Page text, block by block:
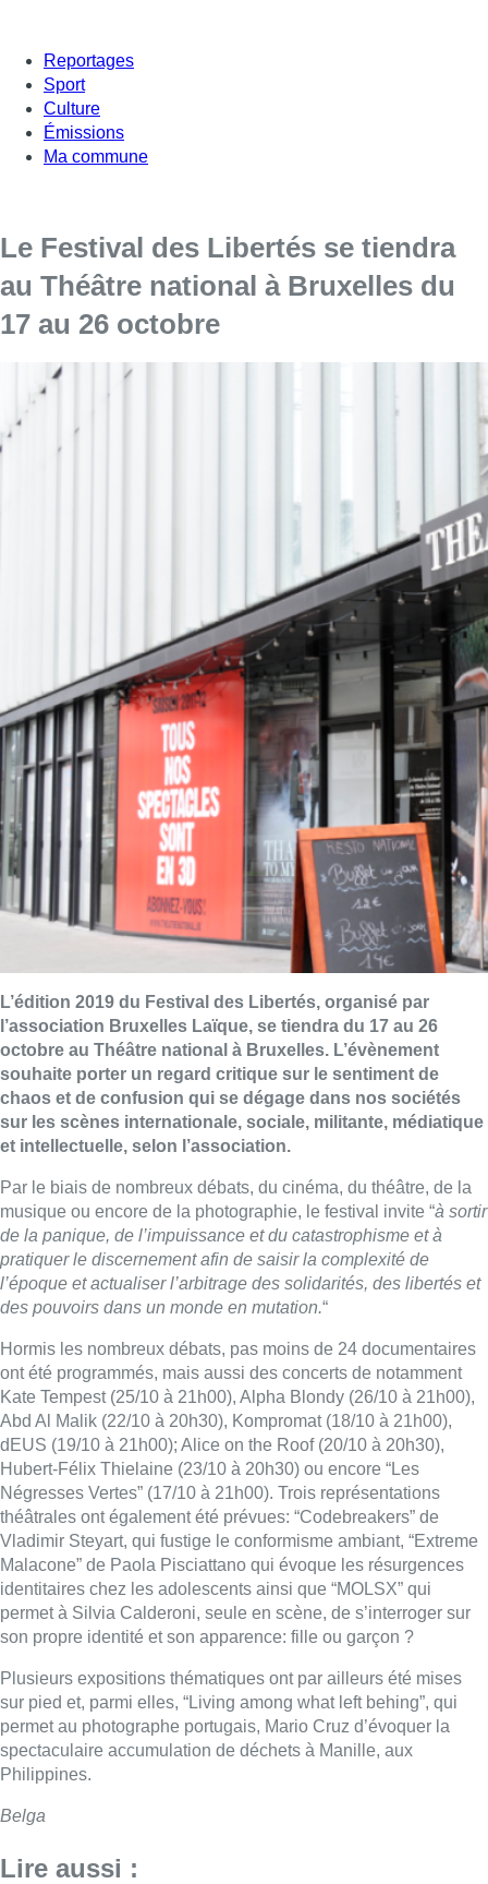
Reportages
Sport
Culture
Émissions
Ma commune
Le Festival des Libertés se tiendra
au Théâtre national à Bruxelles du
17 au 26 octobre
L’édition 2019 du Festival des Libertés, organisé par
l’association Bruxelles Laïque, se tiendra du 17 au 26
octobre au Théâtre national à Bruxelles. L’évènement
souhaite porter un regard critique sur le sentiment de
chaos et de confusion qui se dégage dans nos sociétés
sur les scènes internationale, sociale, militante, médiatique
et intellectuelle, selon l’association.
Par le biais de nombreux débats, du cinéma, du théâtre, de la
musique ou encore de la photographie, le festival invite “à sortir
de la panique, de l’impuissance et du catastrophisme et à
pratiquer le discernement afin de saisir la complexité de
l’époque et actualiser l’arbitrage des solidarités, des libertés et
des pouvoirs dans un monde en mutation.“
Hormis les nombreux débats, pas moins de 24 documentaires
ont été programmés, mais aussi des concerts de notamment
Kate Tempest (25/10 à 21h00), Alpha Blondy (26/10 à 21h00),
Abd Al Malik (22/10 à 20h30), Kompromat (18/10 à 21h00),
dEUS (19/10 à 21h00); Alice on the Roof (20/10 à 20h30),
Hubert-Félix Thielaine (23/10 à 20h30) ou encore “Les
Négresses Vertes” (17/10 à 21h00). Trois représentations
théâtrales ont également été prévues: “Codebreakers” de
Vladimir Steyart, qui fustige le conformisme ambiant, “Extreme
Malacone” de Paola Pisciattano qui évoque les résurgences
identitaires chez les adolescents ainsi que “MOLSX” qui
permet à Silvia Calderoni, seule en scène, de s’interroger sur
son propre identité et son apparence: fille ou garçon ?
Plusieurs expositions thématiques ont par ailleurs été mises
sur pied et, parmi elles, “Living among what left behing”, qui
permet au photographe portugais, Mario Cruz d’évoquer la
spectaculaire accumulation de déchets à Manille, aux
Philippines.
Belga
Lire aussi :